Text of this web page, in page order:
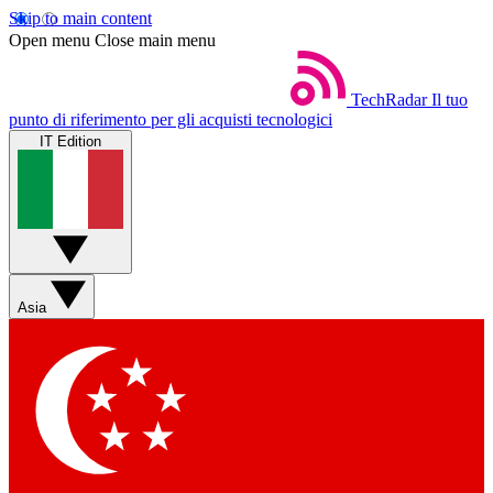
Skip to main content
Open menu Close main menu
TechRadar Il tuo
punto di riferimento per gli acquisti tecnologici
IT Edition
Asia